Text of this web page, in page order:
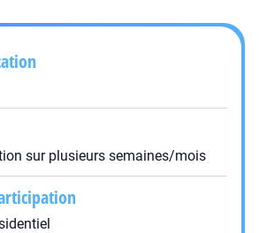
sur plusieurs semaines/mois